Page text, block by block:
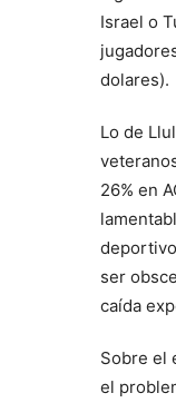
Israel o
dolares).
Lo de
26% en
ser
caída
Sobre el
el